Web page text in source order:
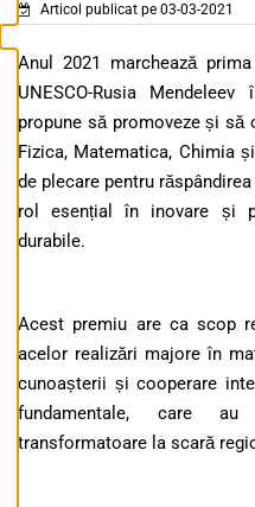
Articol publicat pe 03-03-2021
Anul 2021 marchează
UNESCO-Rusia
propune să promoveze și să
Fizica, Matematica, Chimia
de plecare pentru
rol esențial în inovare și
durabile.
Acest premiu are ca scop
acelor realizări majore în
cunoașterii și cooperare
fundamentale, care
transformatoare la scară